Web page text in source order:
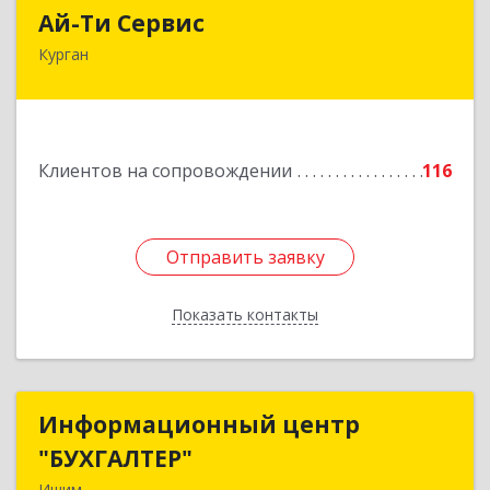
Ай-Ти Сервис
Курган
Клиентов на сопровождении 116
Отправить заявку
Показать контакты
Отправить заявку
Назад
Информационный центр
"БУХГАЛТЕР"
Информационный центр